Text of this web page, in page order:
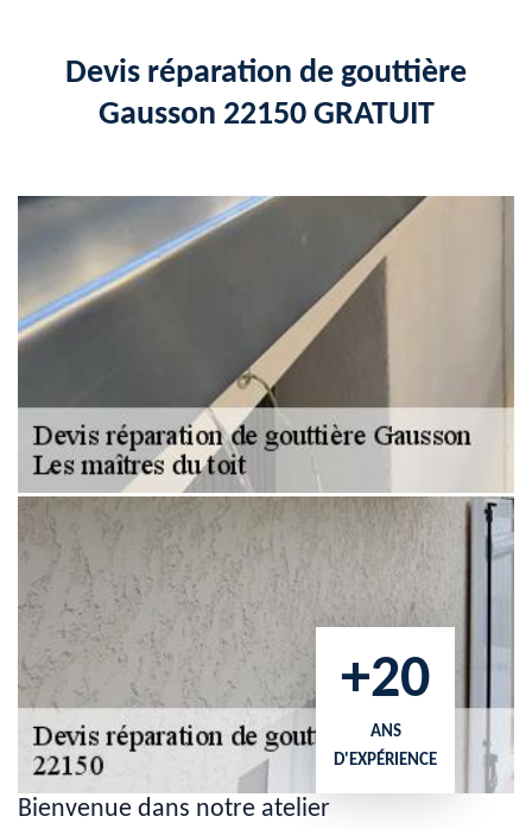
Devis réparation de gouttière
Gausson 22150 GRATUIT
+20
ANS
D'EXPÉRIENCE
Bienvenue dans notre atelier